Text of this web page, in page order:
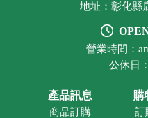
地址：彰化縣
營業時間：
公休日
產品訊息
商品訂購
購
訂